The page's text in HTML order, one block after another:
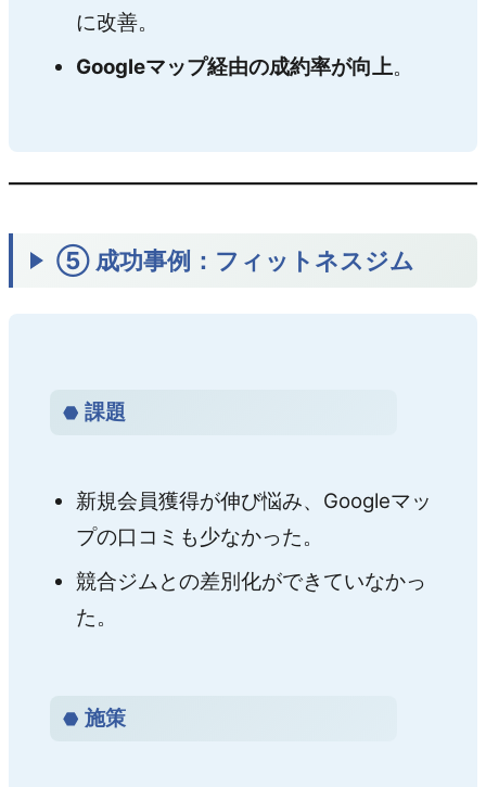
に改善。
Googleマップ経由の成約率が向上。
⑤ 成功事例：フィットネスジム
課題
新規会員獲得が伸び悩み、Googleマッ
プの口コミも少なかった。
競合ジムとの差別化ができていなかっ
た。
施策